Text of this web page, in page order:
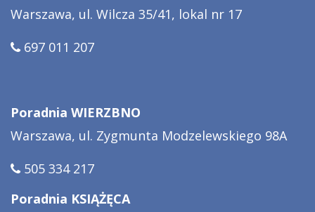
Warszawa, ul. Wilcza 35/41, lokal nr 17
697 011 207
Poradnia WIERZBNO
Warszawa, ul. Zygmunta Modzelewskiego 98A
505 334 217
Poradnia KSIĄŻĘCA